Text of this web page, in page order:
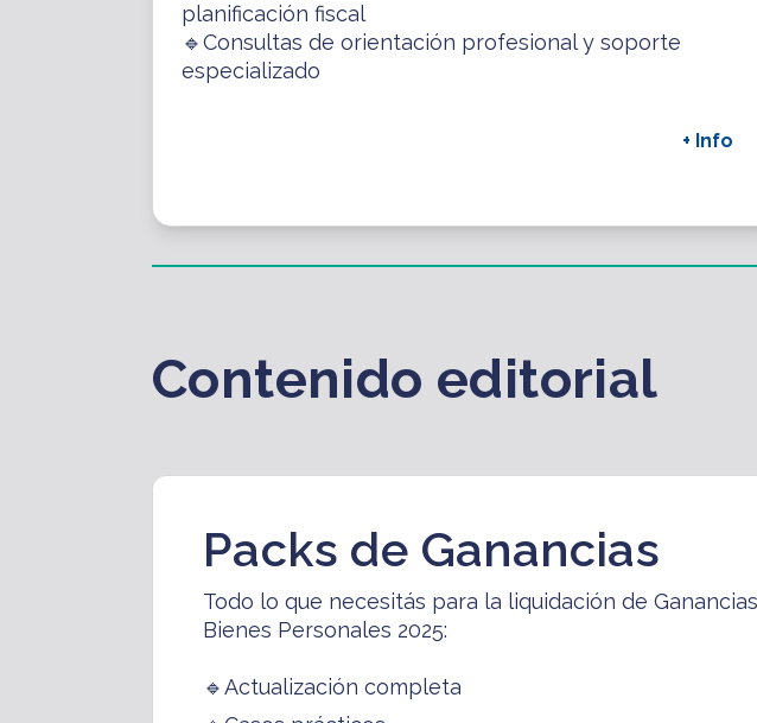
planificación fiscal
🔹Consultas de orientación profesional y soporte
especializado
+ Info
Contenido editorial
Packs de Ganancias
Todo lo que necesitás para la liquidación de
Bienes Personales 2025:
🔹Actualización completa